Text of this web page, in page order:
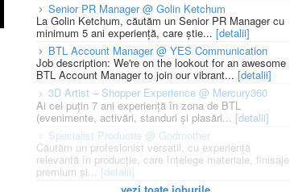
Senior PR Manager @ Golin Ketchum
La Golin Ketchum, căutăm un Senior PR Manager cu
minimum 5 ani experiență, care știe... [detalii]
BTL Account Manager @ YES Communication
Job description: We're on the lookout for an awesome
BTL Account Manager to join our vibrant... [detalii]
3D Artist – Shopper Experience @ Mercury360
Ai cel puțin 7 ani experiență în zona de BTL
(evenimente, activări, standuri și plasări... [detalii]
Specialist Productie @ Godmother
Căutăm un profesionist versatil, cu experiență
relevantă în producție, care înțelege materiale, finisaje
premium și... [detalii]
vezi toate joburile